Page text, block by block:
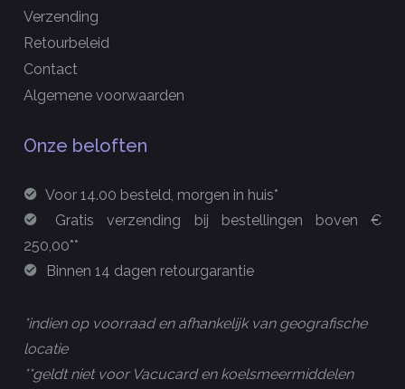
Verzending
Retourbeleid
Contact
Algemene voorwaarden
Onze beloften
Voor 14.00 besteld, morgen in huis*
Gratis verzending bij bestellingen boven €
250,00**
Binnen 14 dagen retourgarantie
*indien op voorraad en afhankelijk van geografische
locatie
**geldt niet voor Vacucard en koelsmeermiddelen